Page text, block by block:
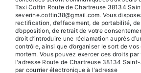
Taxi Cottin Route de Chartreuse 38134
severine.cottin38@gmail.com. Vous
rectification, d’effacement, de portabilité,
d’opposition, de retrait de votre
droit d’introduire une réclamation auprès
contrôle, ainsi que d’organiser le sort de
mortem. Vous pouvez exercer ces droits
l'adresse Route de Chartreuse 38134
par courrier électronique à l'adresse